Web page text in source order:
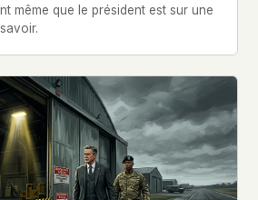
même que le président est sur une